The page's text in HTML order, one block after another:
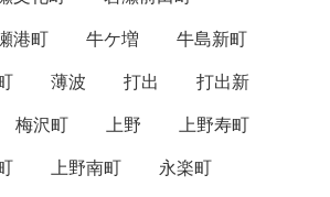
港町 牛ケ増
牛島新町
薄波 打出
打出新
梅沢町 上野
上野寿町
上野南町
永楽町